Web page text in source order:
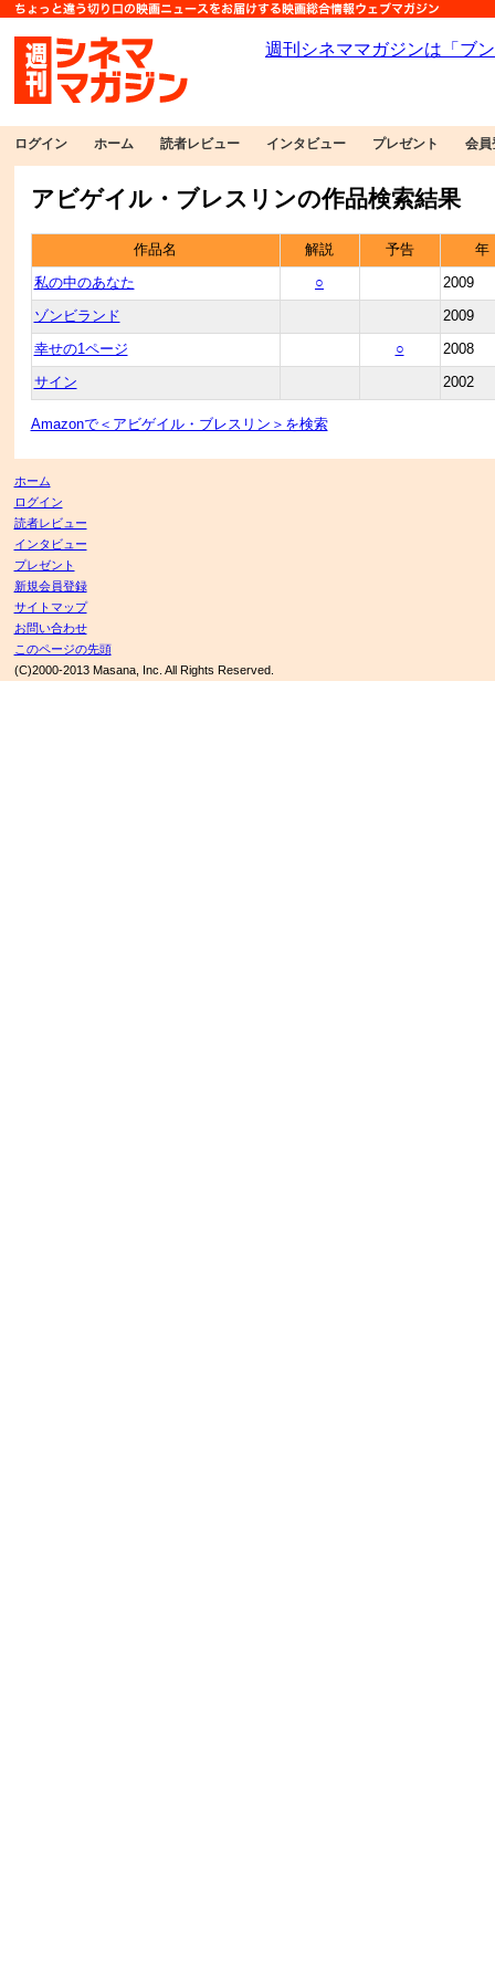
ログイン ホーム 読者レビュー インタビュー プレゼント 会員
アビゲイル・ブレスリンの作品検索結果
作品名 解説 予告 年
私の中のあなた ○ 2009
ゾンビランド 2009
幸せの1ページ ○ 2008
サイン 2002
Amazonで＜アビゲイル・ブレスリン＞を検索
ホーム
ログイン
読者レビュー
インタビュー
プレゼント
新規会員登録
サイトマップ
お問い合わせ
このページの先頭
(C)2000-2013 Masana, Inc. All Rights Reserved.